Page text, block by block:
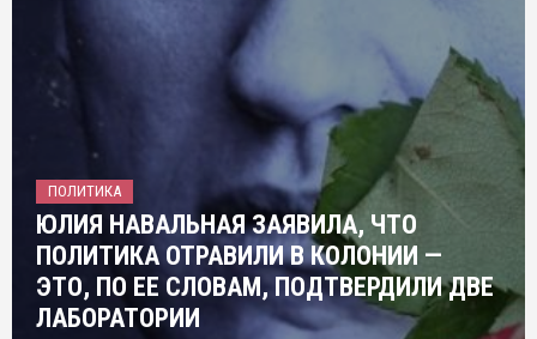
ПОЛИТИКА
ЮЛИЯ НАВАЛЬНАЯ ЗАЯВИЛА, ЧТО
ПОЛИТИКА ОТРАВИЛИ В КОЛОНИИ —
ЭТО, ПО ЕЕ СЛОВАМ, ПОДТВЕРДИЛИ ДВЕ
ЛАБОРАТОРИИ